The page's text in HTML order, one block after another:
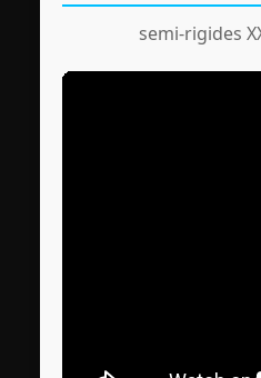
semi-rigides